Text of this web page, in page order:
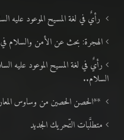
رأيٌ في لغة المسيح الموعود عليه
الهجرة: بحث عن الأمن والسلام
السلام..
**الحصن الحصين من وساوس
متطلَّبات التّحريك الجديد